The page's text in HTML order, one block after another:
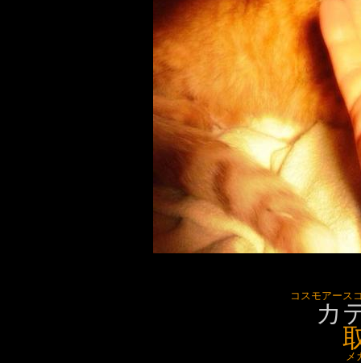
コスモアース
カ
メ